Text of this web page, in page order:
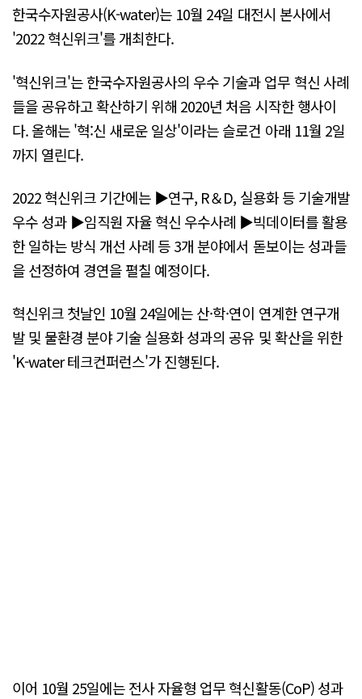
한국수자원공사(K-water)는 10월 24일 대전시 본사에서
'2022 혁신위크'를 개최한다.
'혁신위크'는 한국수자원공사의 우수 기술과 업무 혁신 사례
들을 공유하고 확산하기 위해 2020년 처음 시작한 행사이
다. 올해는 '혁:신 새로운 일상'이라는 슬로건 아래 11월 2일
까지 열린다.
2022 혁신위크 기간에는 ▶연구, R＆D, 실용화 등 기술개발
우수 성과 ▶임직원 자율 혁신 우수사례 ▶빅데이터를 활용
한 일하는 방식 개선 사례 등 3개 분야에서 돋보이는 성과들
을 선정하여 경연을 펼칠 예정이다.
혁신위크 첫날인 10월 24일에는 산·학·연이 연계한 연구개
발 및 물환경 분야 기술 실용화 성과의 공유 및 확산을 위한
'K-water 테크컨퍼런스'가 진행된다.
이어 10월 25일에는 전사 자율형 업무 혁신활동(CoP) 성과